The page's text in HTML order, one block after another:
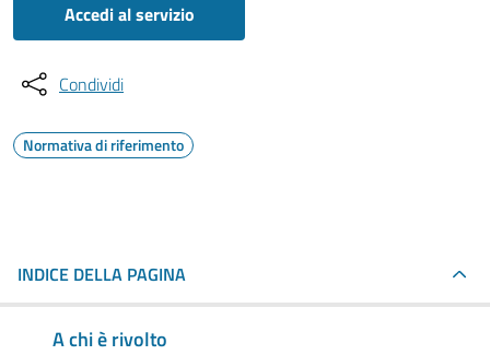
Accedi al servizio
Condividi
Normativa di riferimento
INDICE DELLA PAGINA
A chi è rivolto